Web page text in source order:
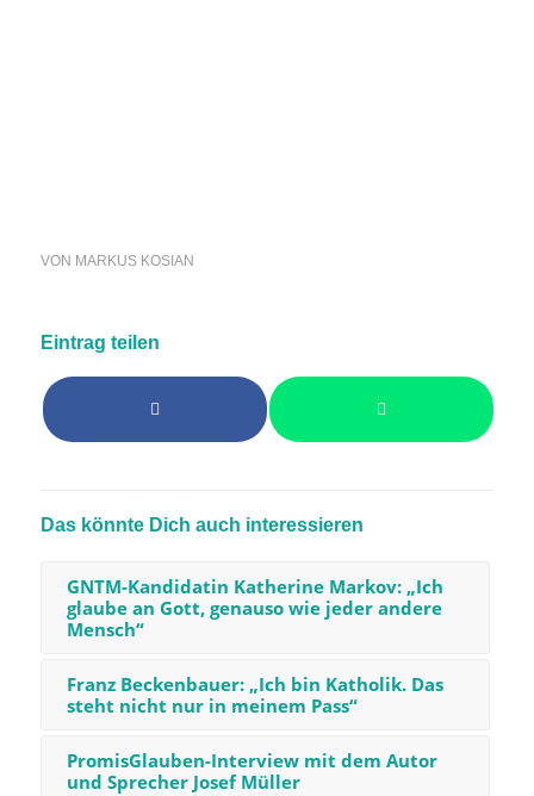
VON MARKUS KOSIAN
Eintrag teilen
Das könnte Dich auch interessieren
GNTM-Kandidatin Katherine Markov: „Ich
glaube an Gott, genauso wie jeder andere
Mensch“
Franz Beckenbauer: „Ich bin Katholik. Das
steht nicht nur in meinem Pass“
PromisGlauben-Interview mit dem Autor
und Sprecher Josef Müller